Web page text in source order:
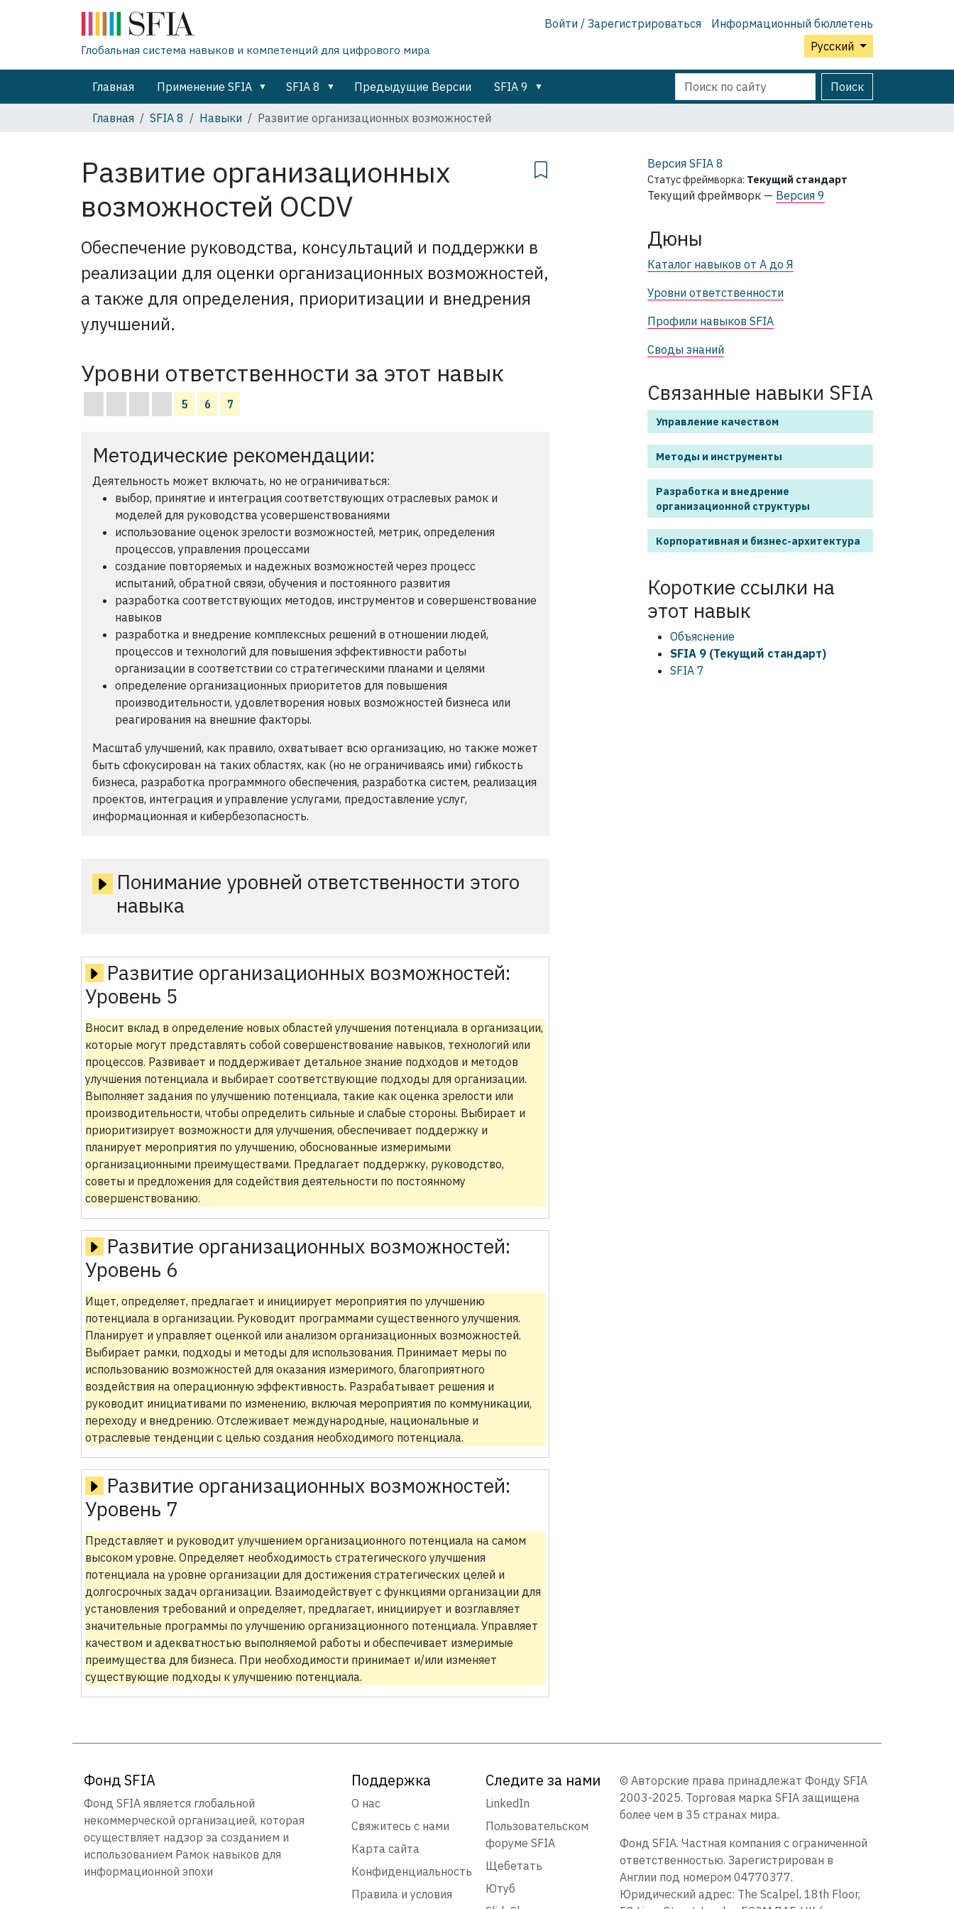
Войти / Зарегистрироваться
Информационный бюллетень
Русский
Глобальная система навыков и компетенций для цифрового мира
Главная Применение SFIA SFIA 8 Предыдущие Версии SFIA 9 Поиск Поиск
Расширенный
поиск
Главная
SFIA 8 Навыки Развитие организационных возможностей
Развитие организационных
возможностей OCDV
Обеспечение руководства, консультаций и поддержки в
реализации для оценки организационных возможностей,
а также для определения, приоритизации и внедрения
улучшений.
Уровни ответственности за этот навык
5 6 7
Методические рекомендации:
Деятельность может включать, но не ограничиваться:
выбор, принятие и интеграция соответствующих отраслевых рамок и
моделей для руководства усовершенствованиями
использование оценок зрелости возможностей, метрик, определения
процессов, управления процессами
создание повторяемых и надежных возможностей через процесс
испытаний, обратной связи, обучения и постоянного развития
разработка соответствующих методов, инструментов и совершенствование
навыков
разработка и внедрение комплексных решений в отношении людей,
процессов и технологий для повышения эффективности работы
организации в соответствии со стратегическими планами и целями
определение организационных приоритетов для повышения
производительности, удовлетворения новых возможностей бизнеса или
реагирования на внешние факторы.
Масштаб улучшений, как правило, охватывает всю организацию, но также может
быть сфокусирован на таких областях, как (но не ограничиваясь ими) гибкость
бизнеса, разработка программного обеспечения, разработка систем, реализация
проектов, интеграция и управление услугами, предоставление услуг,
информационная и кибербезопасность.
Понимание уровней ответственности этого
навыка
Развитие организационных возможностей:
Уровень 5
Вносит вклад в определение новых областей улучшения потенциала в организации,
которые могут представлять собой совершенствование навыков, технологий или
процессов. Развивает и поддерживает детальное знание подходов и методов
улучшения потенциала и выбирает соответствующие подходы для организации.
Выполняет задания по улучшению потенциала, такие как оценка зрелости или
производительности, чтобы определить сильные и слабые стороны. Выбирает и
приоритизирует возможности для улучшения, обеспечивает поддержку и
планирует мероприятия по улучшению, обоснованные измеримыми
организационными преимуществами. Предлагает поддержку, руководство,
советы и предложения для содействия деятельности по постоянному
совершенствованию.
Развитие организационных возможностей:
Уровень 6
Ищет, определяет, предлагает и инициирует мероприятия по улучшению
потенциала в организации. Руководит программами существенного улучшения.
Планирует и управляет оценкой или анализом организационных возможностей.
Выбирает рамки, подходы и методы для использования. Принимает меры по
использованию возможностей для оказания измеримого, благоприятного
воздействия на операционную эффективность. Разрабатывает решения и
руководит инициативами по изменению, включая мероприятия по коммуникации,
переходу и внедрению. Отслеживает международные, национальные и
отраслевые тенденции с целью создания необходимого потенциала.
Развитие организационных возможностей:
Уровень 7
Представляет и руководит улучшением организационного потенциала на самом
высоком уровне. Определяет необходимость стратегического улучшения
потенциала на уровне организации для достижения стратегических целей и
долгосрочных задач организации. Взаимодействует с функциями организации для
установления требований и определяет, предлагает, инициирует и возглавляет
значительные программы по улучшению организационного потенциала. Управляет
качеством и адекватностью выполняемой работы и обеспечивает измеримые
преимущества для бизнеса. При необходимости принимает и/или изменяет
существующие подходы к улучшению потенциала.
Версия SFIA 8
Статус фреймворка: Текущий стандарт
Текущий фреймворк — Версия 9
Дюны
Каталог навыков от А до Я
Уровни ответственности
Профили навыков SFIA
Своды знаний
Связанные навыки SFIA
Управление качеством
Методы и инструменты
Разработка и внедрение
организационной структуры
Корпоративная и бизнес-архитектура
Короткие ссылки на
этот навык
Объяснение
SFIA 9 (Текущий стандарт)
SFIA 7
Фонд SFIA
Фонд SFIA является глобальной
некоммерческой организацией, которая
осуществляет надзор за созданием и
использованием Рамок навыков для
информационной эпохи
Поддержка
О нас
Свяжитесь с нами
Карта сайта
Конфиденциальность
Правила и условия
Следите за нами
LinkedIn
Пользовательском
форуме SFIA
Щебетать
Ютуб
© Авторские права принадлежат Фонду SFIA
2003-2025. Торговая марка SFIA защищена
более чем в 35 странах мира.
Фонд SFIA. Частная компания с ограниченной
ответственностью. Зарегистрирован в
Англии под номером 04770377.
Юридический адрес: The Scalpel, 18th Floor,